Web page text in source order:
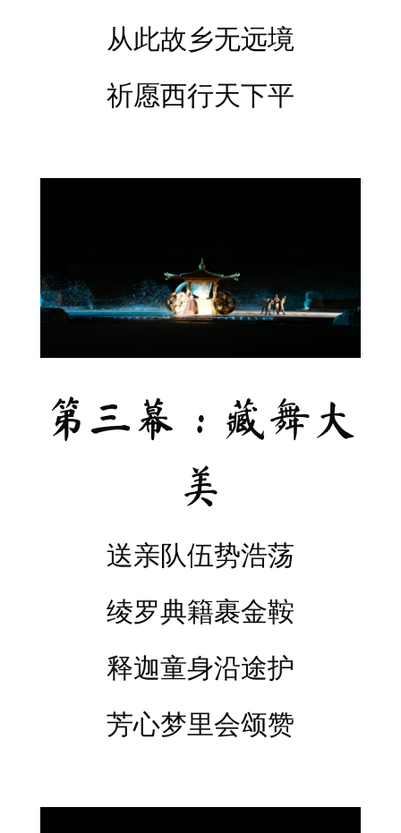
从此故乡无远境
祈愿西行天下平
第三幕：藏舞大
美
送亲队伍势浩荡
绫罗典籍裹金鞍
释迦童身沿途护
芳心梦里会颂赞